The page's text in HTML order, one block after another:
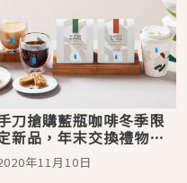
刀搶購藍瓶咖啡冬季限
新品，年末交換禮物就
怕被嫌雷！
年11月10日